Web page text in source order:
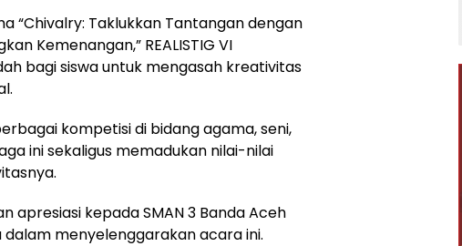
“Chivalry: Taklukkan Tantangan dengan
Kemenangan,” REALISTIG VI
bagi siswa untuk mengasah kreativitas
kompetisi di bidang agama, seni,
ini sekaligus memadukan nilai-nilai
apresiasi kepada SMAN 3 Banda Aceh
menyelenggarakan acara ini.